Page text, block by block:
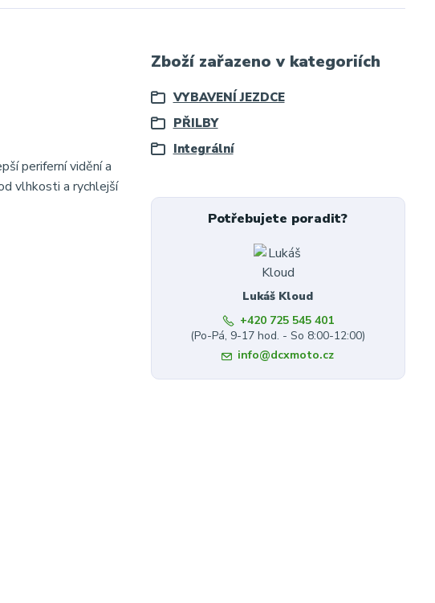
periferní vidění a
vlhkosti a rychlejší
Zboží zařazeno v kategoriích
VYBAVENÍ JEZDCE
PŘILBY
Integrální
Potřebujete poradit?
Lukáš Kloud
+420 725 545 401
(Po-Pá, 9-17 hod. - So 8:00-12:00)
info@dcxmoto.cz